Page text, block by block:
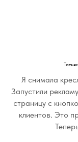
Я снимала
Запустили
страницу с
клиентов. Это